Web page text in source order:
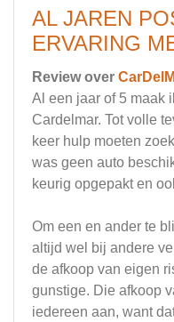
AL JAREN
ERVARING
Review over
Al een jaar of 5 maak
Cardelmar. Tot volle
keer hulp moeten
was geen auto
keurig opgepakt en
Om een en ander te
altijd wel bij andere
de afkoop van eigen
gunstige. Die afkoop
iedereen aan, want